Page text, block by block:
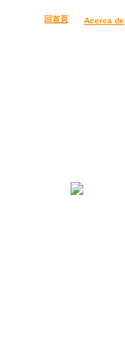
回首頁 Acerca de